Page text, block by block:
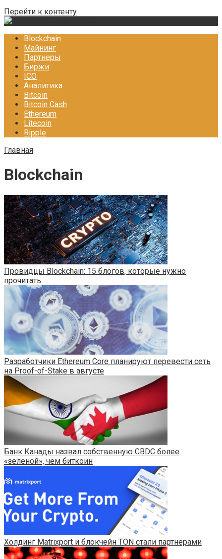
Перейти к контенту
Blockchain
Майнинг
Партнеры
Биржи
ICO
Аналитика
Bitcoin
Bitcoin Cash
Ethereum
Litecoin
Ripple
Главная
Blockchain
Провидцы Blockchain: 15 блогов, которые нужно
прочитать
Разработчики Ethereum Core планируют перевести сеть
на Proof-of-Stake в августе
Банк Канады назвал собственную CBDC более
«зеленой», чем биткоин
​​Холдинг Matrixport и блокчейн TON стали партнёрами